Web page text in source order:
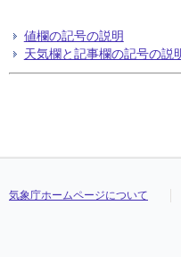
値欄の記号の説明
天気欄と記事欄の記号の説
気象庁ホームページについて